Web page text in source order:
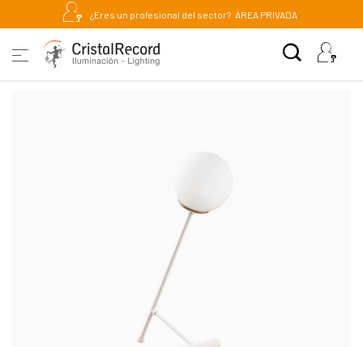
¿Eres un profesional del sector? ÁREA PRIVADA